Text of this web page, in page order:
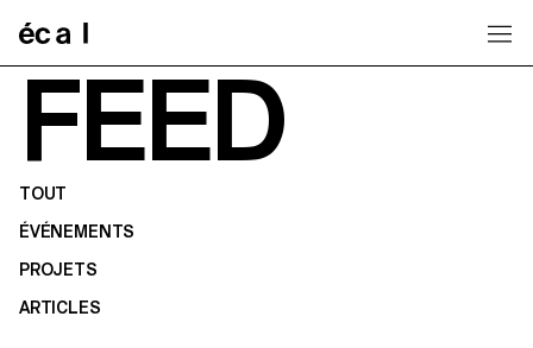
FEED
TOUT
ÉVÉNEMENTS
PROJETS
ARTICLES